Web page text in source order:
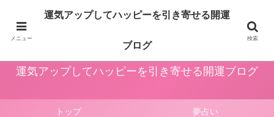
占いや風水、気学やパワーストーン等による運気アップ法は人生をより楽しく
豊かにしてくれます。このサイトではそんな様々な占いやパワーストーンによ
運気アップしてハッピーを引き寄せる開運ブログ
トップ 夢占い
メニュー
運気アップしてハッピーを引き寄せる開運
ブログ
検索